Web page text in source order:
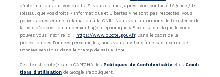
d’informations sur vos droits. Si vous estimez, après avoir contacté l'Agence / le
Réseau, que vos droits « Informatique et Libertés » ne sont pas respectés, vous
pouvez adresser une réclamation à la CNIL. Nous vous informons de l’existence de
la liste d'opposition au démarchage téléphonique « Bloctel », sur laquelle vous
pouvez vous inscrire ici : https://www.bloctel.gouv.fr. Dans le cadre de la
protection des Données personnelles, nous vous invitons à ne pas inscrire de
Données sensibles dans le champ de saisie libre.
Ce site est protégé par reCAPTCHA, les Politiques de Confidentialité et es Condi
tions d'utilisation de Google s'appliquent.